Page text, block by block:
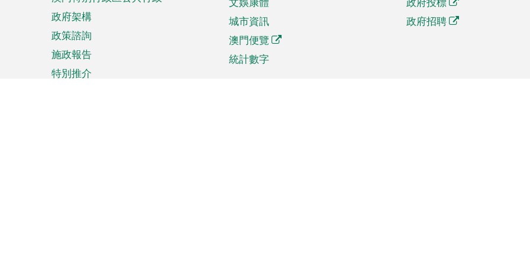
政府架構
政策諮詢
施政報告
特別推介
城市資訊
澳門便覽
統計數字
政府招聘